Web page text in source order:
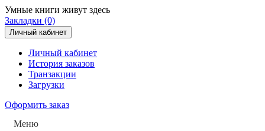
Умные книги живут здесь
Закладки (0)
Личный кабинет
Личный кабинет
История заказов
Транзакции
Загрузки
Оформить заказ
Меню